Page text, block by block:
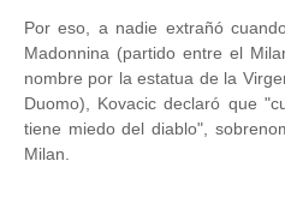
Por eso, a nadie extrañó
Madonnina (partido entre el
nombre por la estatua de la
Duomo), Kovacic declaró que
tiene miedo del diablo",
Milan.